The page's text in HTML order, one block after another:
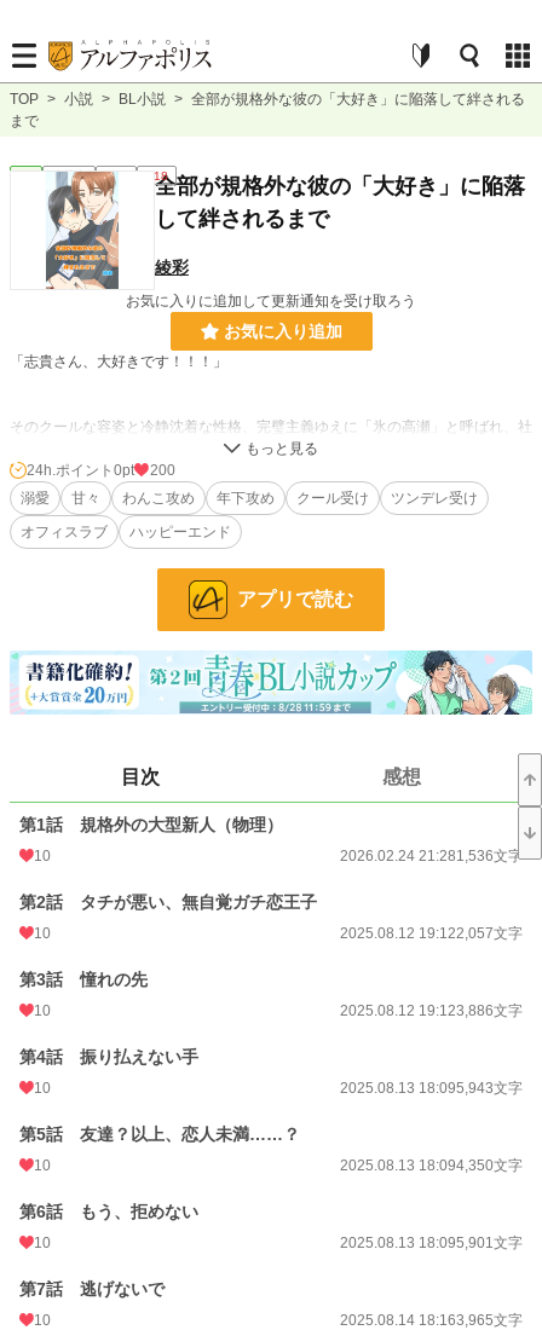
TOP > 小説 > BL小説 > 全部が規格外な彼の「大好き」に陥落して絆される
まで
連載中 長編 R18
全部が規格外な彼の「大好き」に陥落
して絆されるまで
綾彩
お気に入りに追加して更新通知を受け取ろう
お気に入り追加
「志貴さん、大好きです！！！」
そのクールな容姿と冷静沈着な性格、完璧主義ゆえに「氷の高瀬」と呼ばれ、社
ある日、そんな彼の前に三浦旭という新入社員が現れる。
志貴が彼の教育係になったことをきっかけに、懐かれ始めて早3年。
誰からも好かれやすく、「営業部ガチ恋ランキング首位独走」と言われ社内でモ
しかし、ある日の残業中、「おれが志貴さんを好きだから」と旭に告白されてし
「こっちはお前に絆されたんだ！責任取れよ！！！」
体格も声量も、愛の大きさも規格外！
そんな彼に「大好き！」をぶつけられる、
小説 228,833 位 / 228,833 件
BL
お気に入り 14
24h.ポイント
文字数 103,217
初回公開日時 2025.08.12 19:12
累計ポイント
24h.ポイント 0pt
200
溺愛
甘々 わんこ攻め 年下攻め クール受け
ツンデレ受け
オフィスラブ
ハッピーエンド
アプリで読む
目次 感想
第1話 規格外の大型新人（物理）
10 2026.02.24 21:281,536文字
第2話 タチが悪い、無自覚ガチ恋王子
10 2025.08.12 19:122,057文字
第3話 憧れの先
10 2025.08.12 19:123,886文字
第4話 振り払えない手
10 2025.08.13 18:095,943文字
第5話 友達？以上、恋人未満……？
10 2025.08.13 18:094,350文字
第6話 もう、拒めない
10 2025.08.13 18:095,901文字
第7話 逃げないで
10 2025.08.14 18:163,965文字